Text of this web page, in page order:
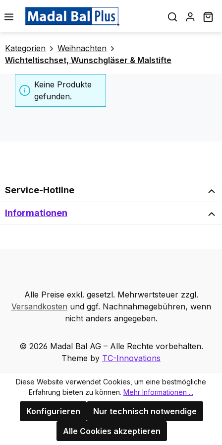
springen
Kategorien
Weihnachten
Wichteltischset, Wunschgläser & Malstifte
Keine Produkte
gefunden.
Service-Hotline
Informationen
Alle Preise exkl. gesetzl. Mehrwertsteuer zzgl.
Versandkosten und ggf. Nachnahmegebühren, wenn
nicht anders angegeben.
© 2026 Madal Bal AG – Alle Rechte vorbehalten.
Theme by TC-Innovations
Diese Website verwendet Cookies, um eine bestmögliche
Erfahrung bieten zu können. Mehr Informationen ...
Nur technisch notwendige
Konfigurieren
Alle Cookies akzeptieren